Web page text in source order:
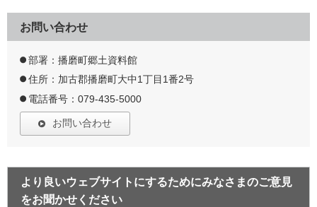
お問い合わせ
部署：播磨町郷土資料館
住所：加古郡播磨町大中1丁目1番2号
電話番号：079-435-5000
お問い合わせ
より良いウェブサイトにするためにみなさまのご意見
をお聞かせください